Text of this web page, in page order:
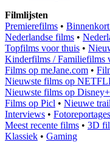
Filmlijsten
Premierefilms •
Nederlandse films •
Topfilms voor thuis •
Kinderfilms / Familiefilms
Films op meJane.com •
Nieuwste films op
Nieuwste films op Disney+
Films op Picl • Nieuwe
Interviews • Fotoreportages
Meest recente films • 3D
Klassiek • Gaming